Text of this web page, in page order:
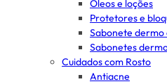
Óleos e loções
Protetores e
Sabonete dermo
Sabonetes
Cuidados com Rosto
Antiacne